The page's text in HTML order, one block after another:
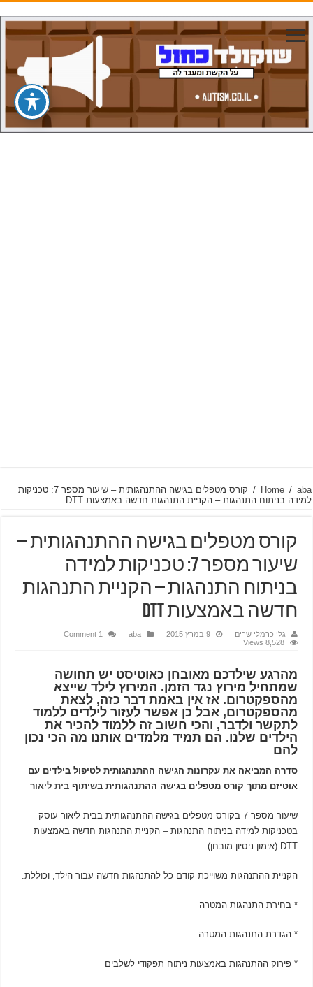
Home / aba
/
קורס מטפלים בגישה ההתנהגותית – שיעור מספר 7: טכניקות
למידה בניתוח התנהגות – הקניית התנהגות חדשה באמצעות DTT
קורס מטפלים בגישה ההתנהגותית –
שיעור מספר 7: טכניקות למידה
בניתוח התנהגות – הקניית התנהגות
חדשה באמצעות DTT
גלי כרמלי שרים 9 במרץ 2015 aba
1 Comment
8,528 Views
מהרגע שילדכם מאובחן כאוטיסט יש תחושה
שמתחיל מירוץ נגד הזמן. המירוץ לילד שייצא
מהספקטרום. אז אין באמת דבר כזה, לצאת
מהספקטרום, אבל כן אפשר לעזור לילדים ללמוד
לתקשר ולדבר, והכי חשוב זה ללמוד להכיר את
הילדים שלנו. הם תמיד מלמדים אותנו מה הכי נכון
להם
סדרה המביאה את עקרונות הגישה ההתנהגותית לטיפול בילדים עם
אוטיזם מתוך קורס מטפלים בגישה ההתנהגותית בשיתוף בית ליאור
שיעור מספר 7 בקורס מטפלים בגישה ההתנהגותית בבית ליאור עוסק
בטכניקות למידה בניתוח התנהגות – הקניית התנהגות חדשה באמצעות
DTT (אימון ניסיון מובחן).
הקניית ההתנהגות משוייכת קודם כל להתנהגות חדשה עבור הילד, וכוללת:
* בחירת התנהגות המטרה
* הגדרת התנהגות המטרה
* פירוק ההתנהגות באמצעות ניתוח תפקודי לשלבים